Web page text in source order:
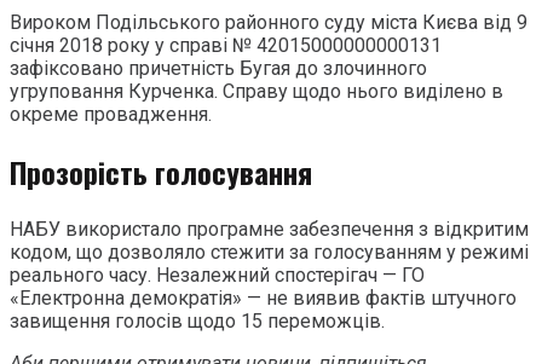
Вироком Подільського районного суду міста Києва від 9
січня 2018 року у справі № 42015000000000131
зафіксовано причетність Бугая до злочинного
угруповання Курченка. Справу щодо нього виділено в
окреме провадження.
Прозорість голосування
НАБУ використало програмне забезпечення з відкритим
кодом, що дозволяло стежити за голосуванням у режимі
реального часу. Незалежний спостерігач — ГО
«Електронна демократія» — не виявив фактів штучного
завищення голосів щодо 15 переможців.